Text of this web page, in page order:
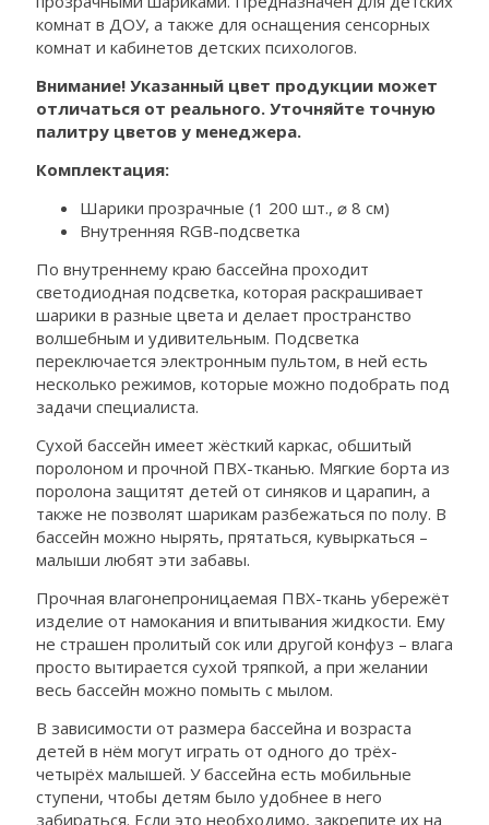
комнат в ДОУ, а также для оснащения сенсорных
комнат и кабинетов детских психологов.
Внимание! Указанный цвет продукции может
отличаться от реального. Уточняйте точную
палитру цветов у менеджера.
Комплектация:
Шарики прозрачные (1 200 шт., ⌀ 8 см)
Внутренняя RGB-подсветка
По внутреннему краю бассейна проходит
светодиодная подсветка, которая раскрашивает
шарики в разные цвета и делает пространство
волшебным и удивительным. Подсветка
переключается электронным пультом, в ней есть
несколько режимов, которые можно подобрать под
задачи специалиста.
Сухой бассейн имеет жёсткий каркас, обшитый
поролоном и прочной ПВХ-тканью. Мягкие борта из
поролона защитят детей от синяков и царапин, а
также не позволят шарикам разбежаться по полу. В
бассейн можно нырять, прятаться, кувыркаться –
малыши любят эти забавы.
Прочная влагонепроницаемая ПВХ-ткань убережёт
изделие от намокания и впитывания жидкости. Ему
не страшен пролитый сок или другой конфуз – влага
просто вытирается сухой тряпкой, а при желании
весь бассейн можно помыть с мылом.
В зависимости от размера бассейна и возраста
детей в нём могут играть от одного до трёх-
четырёх малышей. У бассейна есть мобильные
ступени, чтобы детям было удобнее в него
забираться. Если это необходимо, закрепите их на